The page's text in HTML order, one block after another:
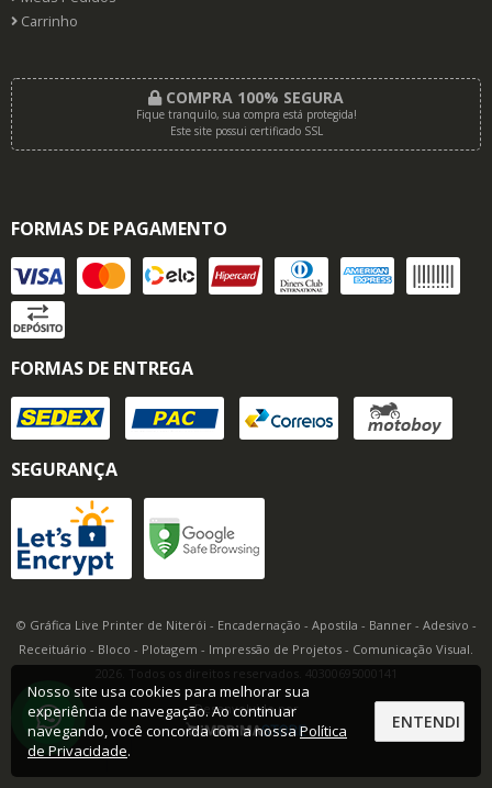
Carrinho
COMPRA 100% SEGURA
Fique tranquilo, sua compra está protegida!
Este site possui certificado SSL
FORMAS DE PAGAMENTO
FORMAS DE ENTREGA
SEGURANÇA
© Gráfica Live Printer de Niterói - Encadernação - Apostila - Banner - Adesivo -
Receituário - Bloco - Plotagem - Impressão de Projetos - Comunicação Visual.
2026. Todos os direitos reservados. 40300695000141
Desenvolvido por
Nosso site usa cookies para melhorar sua
experiência de navegação. Ao continuar
navegando, você concorda com a nossaPolítica
de Privacidade.
ENTENDI